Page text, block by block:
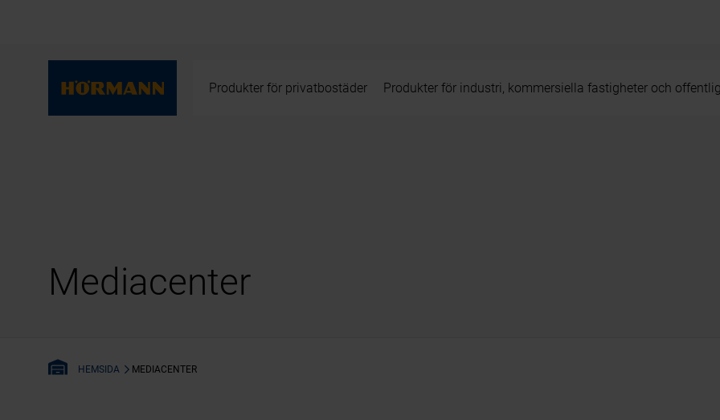
Produkter för privatbostäder Produkter för industri, kommersiella fastigheter och
Mediacenter
HEMSIDA MEDIACENTER